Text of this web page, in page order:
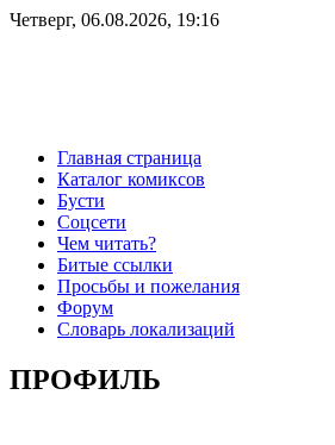
Четверг, 06.08.2026, 19:16
Главная страница
Каталог комиксов
Бусти
Соцсети
Чем читать?
Битые ссылки
Просьбы и пожелания
Форум
Словарь локализаций
ПРОФИЛЬ